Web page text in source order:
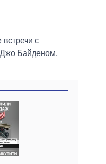
с
Джо Байденом,